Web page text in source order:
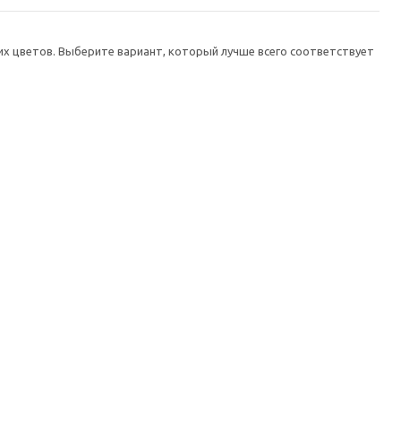
Выберите вариант, который лучше всего соответствует